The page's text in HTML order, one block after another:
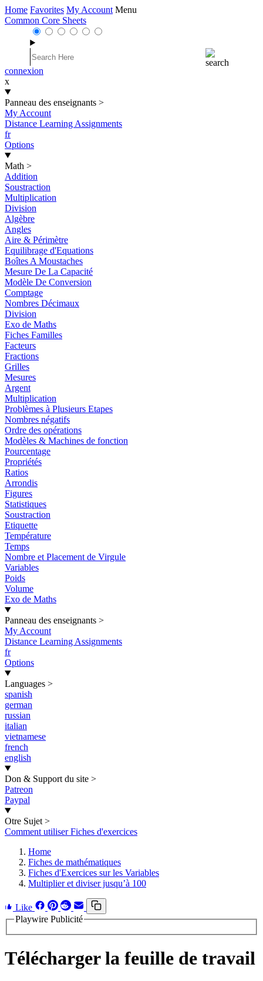
Home Favorites My Account Menu
Common Core Sheets
connexion
x
Panneau des enseignants >
My Account
Distance Learning Assignments
fr
Options
Math >
Addition
Soustraction
Multiplication
Division
Algèbre
Angles
Aire & Périmètre
Equilibrage d'Equations
Boîtes A Moustaches
Mesure De La Capacité
Modèle De Conversion
Comptage
Nombres Décimaux
Division
Exo de Maths
Fiches Familles
Facteurs
Fractions
Grilles
Mesures
Argent
Multiplication
Problèmes à Plusieurs Etapes
Nombres négatifs
Ordre des opérations
Modèles & Machines de fonction
Pourcentage
Propriétés
Ratios
Arrondis
Figures
Statistiques
Soustraction
Etiquette
Température
Temps
Nombre et Placement de Virgule
Variables
Poids
Volume
Exo de Maths
Panneau des enseignants >
My Account
Distance Learning Assignments
fr
Options
Languages >
spanish
german
russian
italian
vietnamese
french
english
Don & Support du site >
Patreon
Paypal
Otre Sujet >
Comment utiliser Fiches d'exercices
Home
Fiches de mathématiques
Fiches d'Exercices sur les Variables
Multiplier et diviser jusqu’à 100
Like
Playwire Publicité
Télécharger la feuille de travail